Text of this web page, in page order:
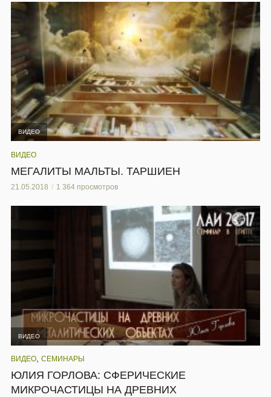
ВИДЕО
ВИДЕО
МЕГАЛИТЫ МАЛЬТЫ. ТАРШИЕН
21.05.2018 1 364 просмотров
ВИДЕО
ВИДЕО СЕМИНАРЫ
ЮЛИЯ ГОРЛОВА: СФЕРИЧЕСКИЕ
МИКРОЧАСТИЦЫ НА ДРЕВНИХ